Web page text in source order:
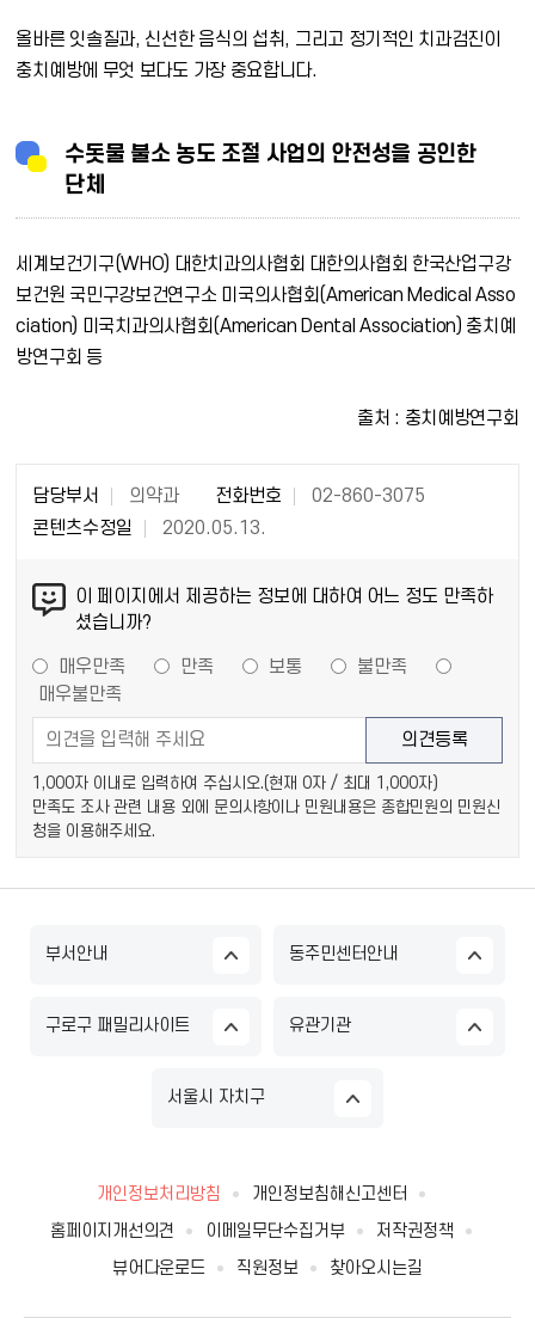
올바른 잇솔질과, 신선한 음식의 섭취, 그리고 정기적인 치과검진이
충치예방에 무엇 보다도 가장 중요합니다.
수돗물 불소 농도 조절 사업의 안전성을 공인한
단체
세계보건기구(WHO) 대한치과의사협회 대한의사협회 한국산업구강
보건원 국민구강보건연구소 미국의사협회(American Medical Asso
ciation) 미국치과의사협회(American Dental Association) 충치예
방연구회 등
출처 : 충치예방연구회
담당부서 의약과 전화번호
02-860-3075
콘텐츠수정일
2020.05.13.
이 페이지에서 제공하는 정보에 대하여 어느 정도 만족하
셨습니까?
매우만족 만족 보통
불만족
매우불만족
1,000자 이내로 입력하여 주십시오.(현재 0자 / 최대 1,000자)
만족도 조사 관련 내용 외에 문의사항이나 민원내용은 종합민원의 민원신
청을 이용해주세요.
부서안내 동주민센터안내
구로구 패밀리사이트 유관기관
서울시 자치구
개인정보처리방침
개인정보침해신고센터
홈페이지개선의견
이메일무단수집거부
저작권정책
뷰어다운로드
직원정보 찾아오시는길